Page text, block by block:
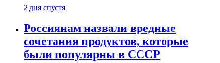
2 дня спустя
Россиянам назвали вредные
сочетания продуктов, которые
были популярны в СССР